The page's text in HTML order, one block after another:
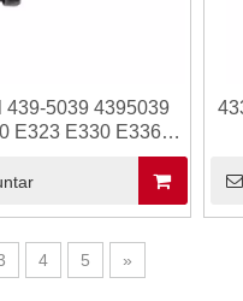
439-5039 4395039
E323 E330 E336
Sensor Nivel
Transmisor con
4 5 »